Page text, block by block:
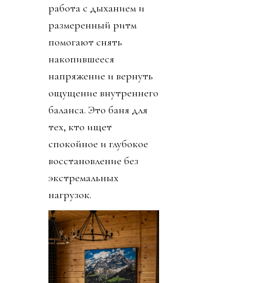
работа с дыханием и
размеренный ритм
помогают снять
накопившееся
напряжение и вернуть
ощущение внутреннего
баланса. Это баня для
тех, кто ищет
спокойное и глубокое
восстановление без
экстремальных
нагрузок.